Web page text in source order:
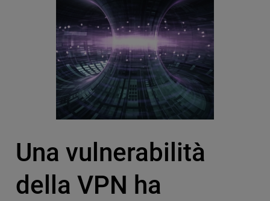
Una vulnerabilità
della VPN ha